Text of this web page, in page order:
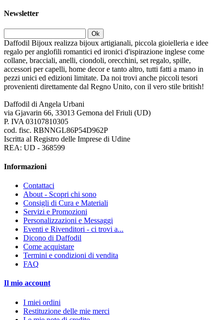
Newsletter
Ok
Daffodil Bijoux realizza bijoux artigianali, piccola gioielleria e idee
regalo per anglofili romantici ed ironici d'ispirazione inglese come
collane, bracciali, anelli, ciondoli, orecchini, set regalo, spille,
accessori per capelli, home decor e tanto altro, tutti fatti a mano in
pezzi unici ed edizioni limitate. Da noi trovi anche piccoli tesori
provenienti direttamente dal Regno Unito, con il vero stile british!
Daffodil di Angela Urbani
via Gjavarin 66, 33013 Gemona del Friuli (UD)
P. IVA 03107810305
cod. fisc. RBNNGL86P54D962P
Iscritta al Registro delle Imprese di Udine
REA: UD - 368599
Informazioni
Contattaci
About - Scopri chi sono
Consigli di Cura e Materiali
Servizi e Promozioni
Personalizzazioni e Messaggi
Eventi e Rivenditori - ci trovi a...
Dicono di Daffodil
Come acquistare
Termini e condizioni di vendita
FAQ
Il mio account
I miei ordini
Restituzione delle mie merci